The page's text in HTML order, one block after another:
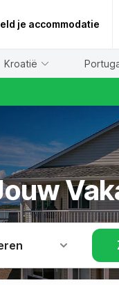
je accommodatie
Kroatië